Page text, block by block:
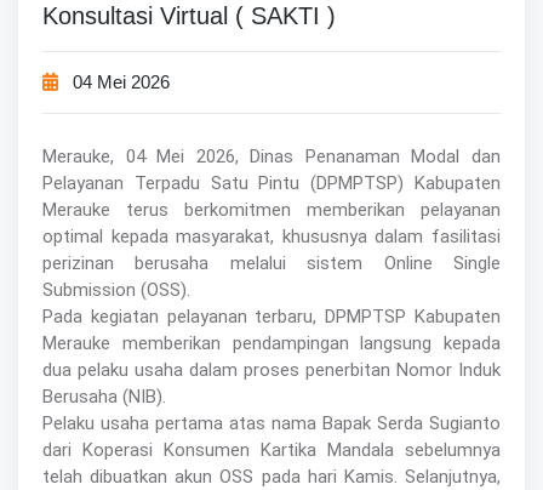
Konsultasi Virtual ( SAKTI )
04 Mei 2026
Merauke, 04 Mei 2026, Dinas Penanaman Modal dan
Pelayanan Terpadu Satu Pintu (DPMPTSP) Kabupaten
Merauke terus berkomitmen memberikan pelayanan
optimal kepada masyarakat, khususnya dalam fasilitasi
perizinan berusaha melalui sistem Online Single
Submission (OSS).
Pada kegiatan pelayanan terbaru, DPMPTSP Kabupaten
Merauke memberikan pendampingan langsung kepada
dua pelaku usaha dalam proses penerbitan Nomor Induk
Berusaha (NIB).
Pelaku usaha pertama atas nama Bapak Serda Sugianto
dari Koperasi Konsumen Kartika Mandala sebelumnya
telah dibuatkan akun OSS pada hari Kamis. Selanjutnya,